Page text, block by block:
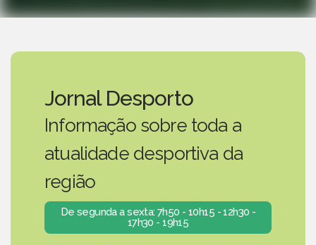
Jornal Desporto
Informação sobre toda a
atualidade desportiva da
região
De segunda a sexta: 7h50 - 10h15 - 12h30 -
17h30 - 19h15